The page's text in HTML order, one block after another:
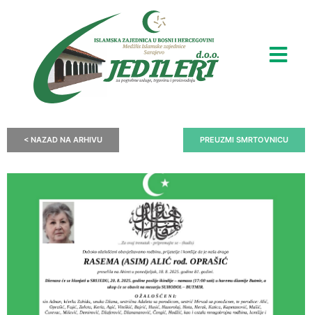
< NAZAD NA ARHIVU PREUZMI SMRTOVNICU